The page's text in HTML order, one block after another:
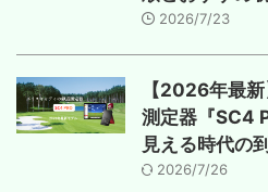
2026/7/23
【2026年最
測定器『SC4
見える時代の
2026/7/26